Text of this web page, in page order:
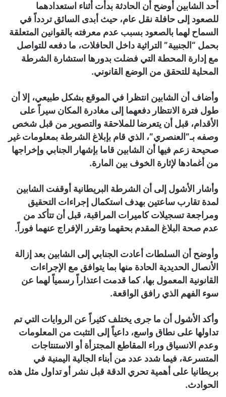
أحد الشابين أوضح أن الحادثة بدأت أثناء استعدادهما
للصعود إلى حافلة نقل عام، حيث أبدى السائق تردداً في
السماح لهما بالصعود بسبب عدم معرفته بالقوانين المتعلقة
بحمل “الجنبية” التراثية داخل الحافلات، ما دفعه للتواصل
مع إدارة المحطة التي فضلت بدورها استشارة الشرطة
المحلية للتحقق من الوضع القانوني.
وأضاف أن الشابين انتظرا في الموقع بشكل طبيعي، إلا أن
طول فترة الانتظار دفعهما إلى مغادرة المكان سيراً على
الأقدام، قبل أن يتعرضا للملاحقة والتصوير من قبل شخص
وصفه بـ”العنصري”، الذي قام بإبلاغ الشرطة بمعلومات غير
صحيحة زعم فيها أن الشابين قاما بإشهار الجنابي وإخراجها
من أغمادها لإثارة الخوف بين المارة.
وأشار الأشول إلى أن الشرطة البريطانية أوقفت الشابين
لمدة تقارب ساعتين بهدف استكمال إجراءات التحقيق
ومراجعة تسجيلات كاميرات المراقبة، قبل أن تتأكد من
عدم صحة البلاغ المقدم بحقهما وتقرر الإفراج عنهما فوراً.
وأوضح أن السلطات أعادت الجنابي إلى الشابين بعد إزالة
الأنصال الحديدية الحادة منها بما يتوافق مع الإجراءات
القانونية المعمول بها، كما قدمت اعتذاراً رسمياً لهما عن
سوء الفهم الذي رافق الواقعة.
وأكد الأشول أن ما جرى يختلف كثيراً عن الروايات التي تم
تداولها على نطاق واسع، داعياً إلى التثبت من المعلومات
وعدم الانسياق وراء المقاطع المجتزأة أو الاستنتاجات
المتسرعة، فيما شدد عدد من أبناء الجالية اليمنية في
بريطانيا على أهمية تحري الدقة قبل نشر أو تداول مثل هذه
الحوادث.